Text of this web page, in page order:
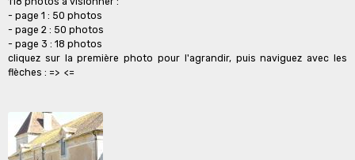
- page 1 : 50 photos
- page 2 : 50 photos
- page 3 : 18 photos
cliquez sur la première photo pour l'agrandir, puis naviguez avec les
flèches : => <=